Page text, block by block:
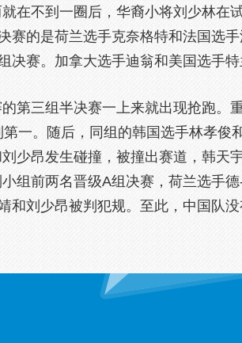
在不到一圈后，华裔小将刘少林在
赛的是荷兰选手克奈格特和法国选
决赛。加拿大选手迪翁和美国选手特
三组半决赛一上来就出现抢跑。重
一。随后，同组的韩国选手林孝俊
少昂发生碰撞，被撞出赛道，韩天
组前两名晋级A组决赛，荷兰选手
和刘少昂被判犯规。至此，中国队